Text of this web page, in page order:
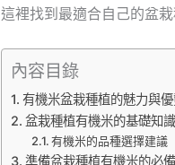
這裡找到最適合自己的盆
內容目錄
有機米盆栽種植的魅力與
盆栽種植有機米的基礎知識
有機米的品種選擇建議
準備盆栽種植有機米的必